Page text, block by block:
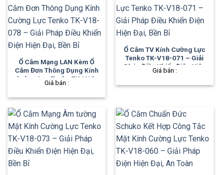
Ổ Cắm Mạng LAN Kèm Ổ
Cắm Đơn Thông Dụng Kính
Cường Lực Tenko TK-V18-
078 – Giải Pháp Điều Khiển
Giá bán :
Ổ Cắm TV Kính Cường Lực
Tenko TK-V18-071 – Giải
Pháp Điều Khiển Điện Hiện
Đại, Bền Bỉ
Giá bán :